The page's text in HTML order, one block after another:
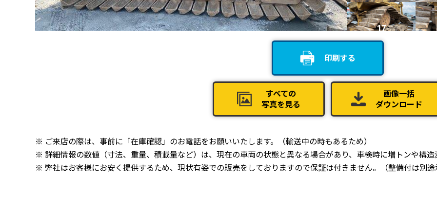
17
21
印刷する
すべての
写真を見る
画像一括
ダウンロード
※ ご来店の際は、事前に「在庫確認」のお電話をお願いいたします。（輸送中の時もあるため）
※ 詳細情報の数値（寸法、重量、積載量など）は、現在の車両の状態と異なる場合があり、車検時に増トンや構造
※ 弊社はお客様にお安く提供するため、現状有姿での販売をしておりますので保証は付きません。（整備付は別途